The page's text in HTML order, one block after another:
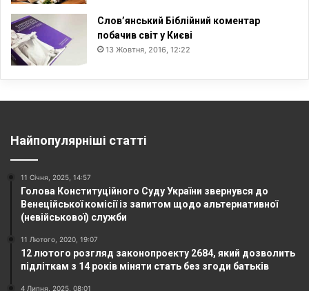
Слов’янський Біблійний коментар
побачив світ у Києві
13 Жовтня, 2016, 12:22
Найпопулярніші статті
11 Січня, 2025, 14:57
Голова Конституційного Суду України звернувся до
Венеційської комісії із запитом щодо альтернативної
(невійськової) служби
11 Лютого, 2020, 19:07
12 лютого розгляд законопроекту 2684, який дозволить
підліткам з 14 років міняти стать без згоди батьків
4 Липня, 2025, 08:01